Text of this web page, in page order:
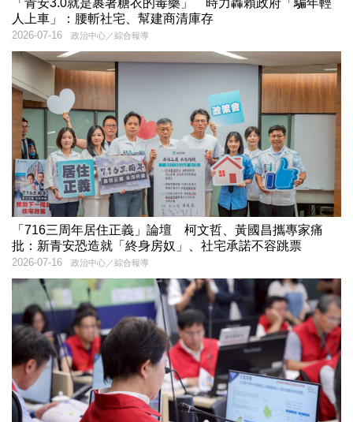
人上車」：腰斬社宅、幫建商清庫存
政治中心／綜合報導
2026-07-16
「716三周年居住正義」論壇 柯文哲、黃國昌攜專家痛
批：新青安恐造就「終身房奴」、社宅承諾不容跳票
政治中心／綜合報導
2026-07-16